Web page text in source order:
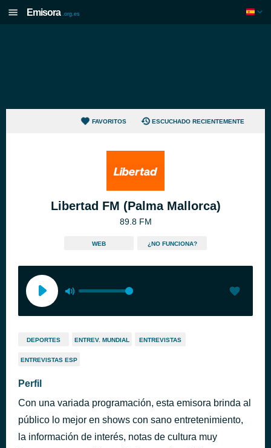
Emisora .org.es
FAVORITOS ESCUCHADO RECIENTEMENTE
Libertad FM (Palma Mallorca)
89.8 FM
WEB ¿NO FUNCIONA?
DEPORTES ENTREV. MUNDIAL ENTREVISTAS
ENTREVISTAS ESP
Perfil
Con una variada programación, esta emisora brinda al
público lo mejor en shows con sano entretenimiento,
la información de interés, notas de cultura muy